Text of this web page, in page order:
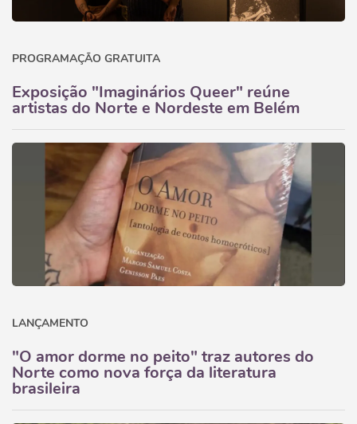
PROGRAMAÇÃO GRATUITA
Exposição "Imaginários Queer" reúne
artistas do Norte e Nordeste em Belém
LANÇAMENTO
"O amor dorme no peito" traz autores do
Norte como nova força da literatura
brasileira